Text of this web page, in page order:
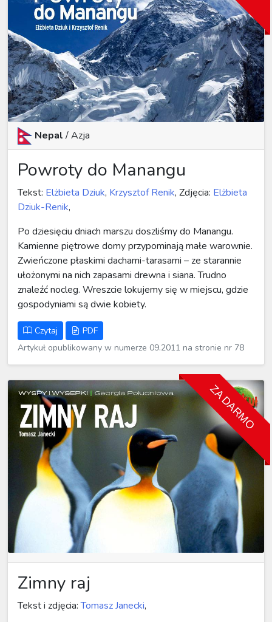
Nepal/Azja
Powroty do Manangu
Tekst: Elżbieta Dziuk, Krzysztof Renik, Zdjęcia: Elżbieta
Dziuk-Renik,
Po dziesięciu dniach marszu doszliśmy do Manangu.
Kamienne piętrowe domy przypominają małe warownie.
Zwieńczone płaskimi dachami-tarasami – ze starannie
ułożonymi na nich zapasami drewna i siana. Trudno
znaleźć nocleg. Wreszcie lokujemy się w miejscu, gdzie
gospodyniami są dwie kobiety.
Czytaj
PDF
Artykuł opublikowany w numerze 09.2011 na stronie nr 78
ZA DARMO
Zimny raj
Tekst i zdjęcia:Tomasz Janecki,